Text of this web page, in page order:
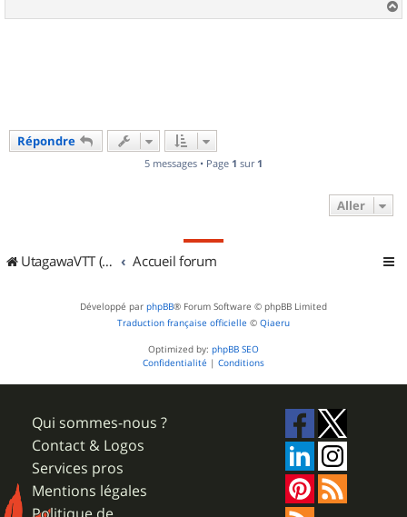
a
Répondre
5 messages • Page 1 sur 1
Aller
UtagawaVTT (Randos VTT et VTTAE avec traces GPS) Accueil forum
Développé par phpBB® Forum Software © phpBB Limited
Traduction française officielle © Qiaeru
Optimized by: phpBB SEO
Confidentialité | Conditions
Qui sommes-nous ?
Contact & Logos
Services pros
Mentions légales